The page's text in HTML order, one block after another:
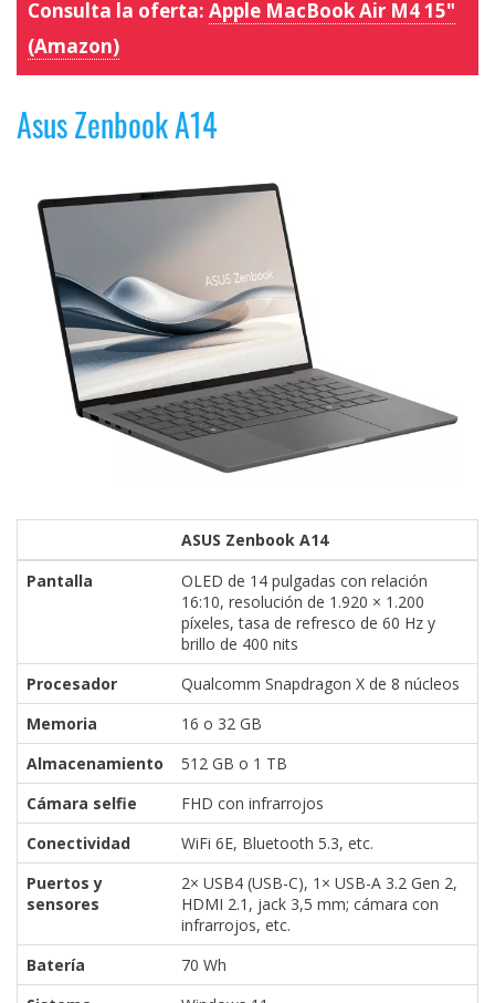
Consulta la oferta: Apple MacBook Air M4 15"
(Amazon)
Asus Zenbook A14
ASUS Zenbook A14
Pantalla
OLED de 14 pulgadas con relación
16:10, resolución de 1.920 × 1.200
píxeles, tasa de refresco de 60 Hz y
brillo de 400 nits
Procesador
Qualcomm Snapdragon X de 8 núcleos
Memoria
16 o 32 GB
Almacenamiento
512 GB o 1 TB
Cámara selfie
FHD con infrarrojos
Conectividad
WiFi 6E, Bluetooth 5.3, etc.
Puertos y
sensores
2× USB4 (USB-C), 1× USB-A 3.2 Gen 2,
HDMI 2.1, jack 3,5 mm; cámara con
infrarrojos, etc.
Batería
70 Wh